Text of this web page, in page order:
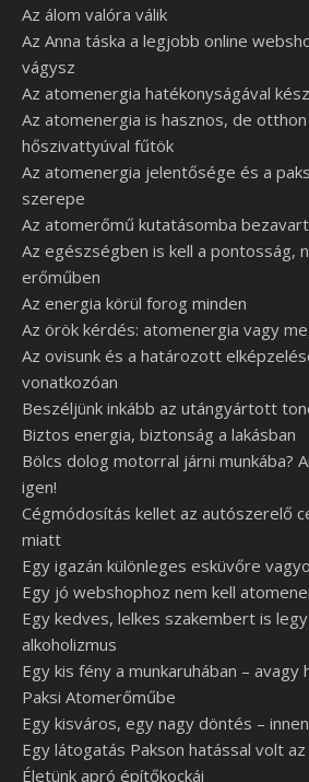
Az álom valóra válik
Az Anna táska a legjobb online
vágysz
Az atomenergia hatékonyságával
Az atomenergia is hasznos, de otthon
hőszivattyúval fűtök
Az atomenergia jelentősége és a
szerepe
Az atomerőmű kutatásomba
Az egészségben is kell a pontosság,
erőműben
Az energia körül forog minden
Az örök kérdés: atomenergia vagy
Az ovisunk és a határozott
vonatkozóan
Beszéljünk inkább az utángyártott
Biztos energia, biztonság a lakásban
Bölcs dolog motorral járni munkába?
igen!
Cégmódosítás kellet az autószerelő
miatt
Egy igazán különleges esküvőre
Egy jó webshophoz nem kell
Egy kedves, lelkes szakembert is
alkoholizmus
Egy kis fény a munkaruhában – avagy
Paksi Atomerőműbe
Egy kisváros, egy nagy döntés –
Egy látogatás Pakson hatással volt
Életünk apró építőkockái